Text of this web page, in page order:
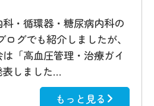
・循環器・糖尿病内科の
グでも紹介しましたが、
「高血圧管理・治療ガイ
表しました…
もっと見る